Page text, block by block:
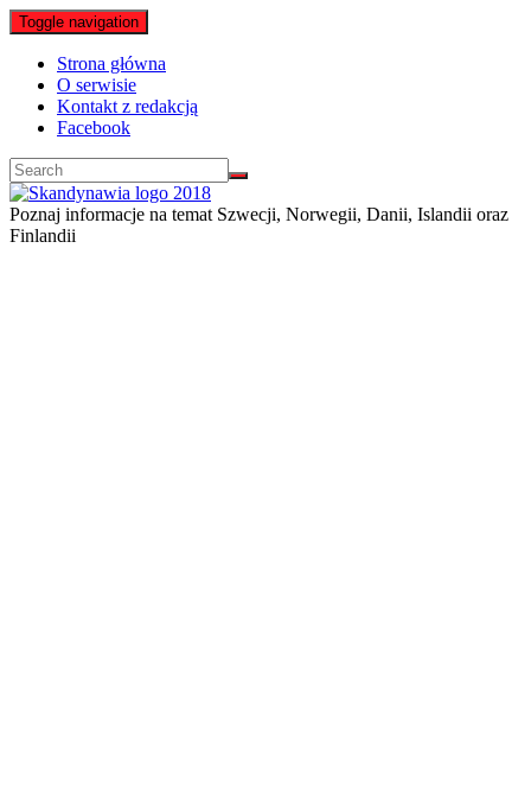
Toggle navigation
Strona główna
O serwisie
Kontakt z redakcją
Facebook
Poznaj informacje na temat Szwecji, Norwegii, Danii, Islandii oraz
Finlandii